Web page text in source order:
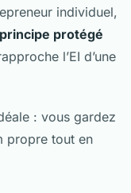
individuel,
protégé
l’EI d’une
: vous gardez
propre tout en